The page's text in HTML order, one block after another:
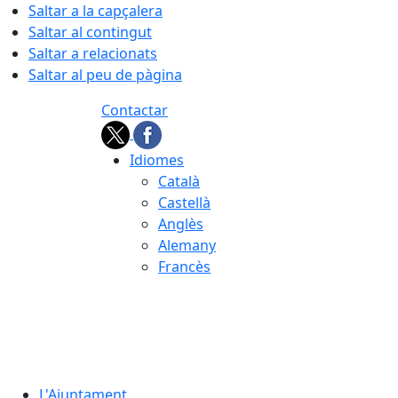
Saltar a la capçalera
Saltar al contingut
Saltar a relacionats
Saltar al peu de pàgina
Contactar
Idiomes
Català
Castellà
Anglès
Alemany
Francès